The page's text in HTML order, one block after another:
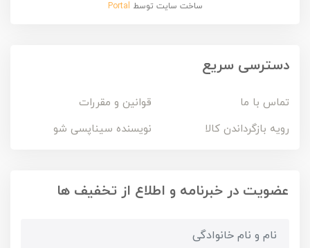
ساخت سایت توسط Portal
دسترسی سریع
تماس با ما
قوانین و مقررات
رویه بازگرداندن کالا
نویسنده سیناپسی شو
عضویت در خبرنامه و اطلاع از تخفیف ها